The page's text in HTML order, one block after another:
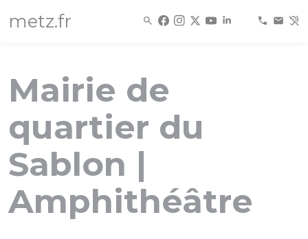
metz.fr
Mairie de
quartier du
Sablon |
Amphithéâtre